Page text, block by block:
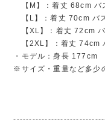
【M】：着丈 68cm バ
【L】：着丈 70cm バ
【XL】：着丈 72cm
【2XL】：着丈 74cm
・モデル：身長
※サイズ・重量など多少